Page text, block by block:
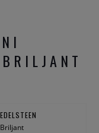
EDELSTEEN
Briljant